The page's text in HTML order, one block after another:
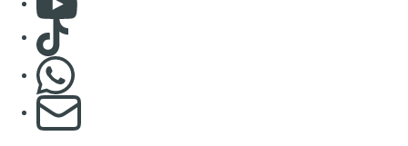
Consulter TikTok
S'abonner à notre newsletter